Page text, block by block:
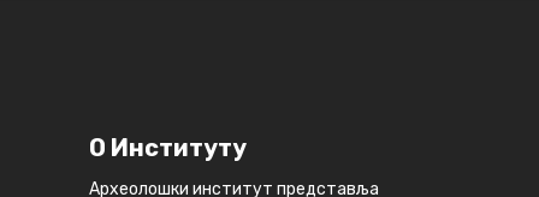
О Институту
Археолошки институт представља